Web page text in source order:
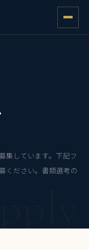
集しています。下記フ
ください。書類選考の